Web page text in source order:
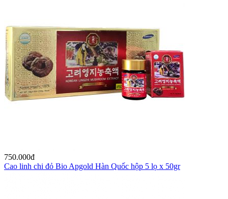
750.000đ
Cao linh chi đỏ Bio Apgold Hàn Quốc hộp 5 lọ x 50gr